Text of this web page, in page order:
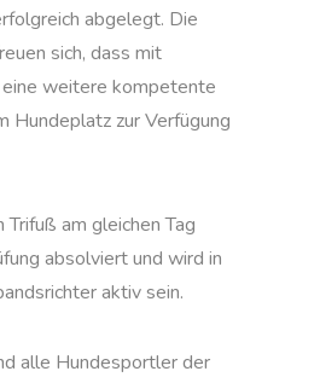
abgelegt. Die
sich, dass mit
weitere kompetente
Hundeplatz zur Verfügung
am gleichen Tag
absolviert und wird in
aktiv sein.
alle Hundesportler der